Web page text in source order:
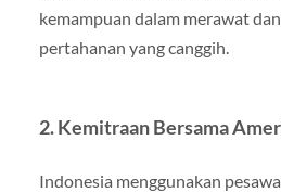
kemampuan dalam merawat
pertahanan yang canggih.
2. Kemitraan Bersama
Indonesia menggunakan